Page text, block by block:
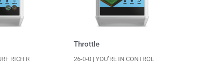
RICH R
Throttle
26-0-0 | YOU’RE IN CONTROL